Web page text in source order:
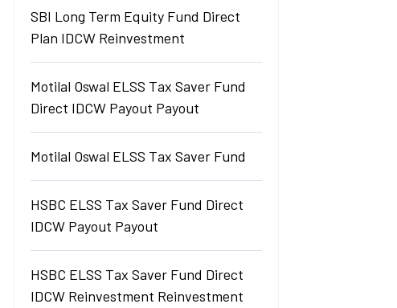
SBI Long Term Equity Fund Direct
Plan IDCW Reinvestment
Motilal Oswal ELSS Tax Saver Fund
Direct IDCW Payout Payout
Motilal Oswal ELSS Tax Saver Fund
HSBC ELSS Tax Saver Fund Direct
IDCW Payout Payout
HSBC ELSS Tax Saver Fund Direct
IDCW Reinvestment Reinvestment